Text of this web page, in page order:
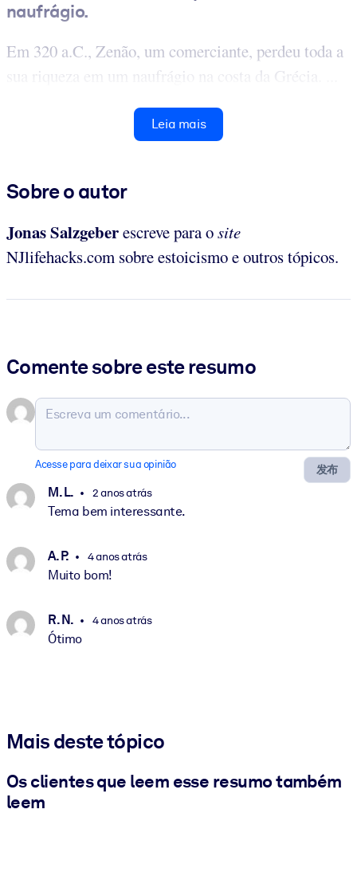
naufrágio.
Em 320 a.C., Zenão, um comerciante, perdeu toda a
sua riqueza em um naufrágio na costa da Grécia. ...
Leia mais
Sobre o autor
Jonas Salzgeberescreve para osite
NJlifehacks.com sobre estoicismo e outros tópicos.
Comente sobre este resumo
发布
Acesse para deixar sua opinião
M. L. 2 anos atrás
Tema bem interessante.
A. P. 4 anos atrás
Muito bom!
R. N. 4 anos atrás
Ótimo
Mais deste tópico
Os clientes que leem esse resumo também
leem